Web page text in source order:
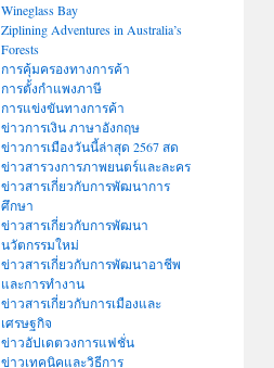
Wineglass Bay
Ziplining Adventures in Australia’s
Forests
การคุ้มครองทางการค้า
การตั้งกำแพงภาษี
การแข่งขันทางการค้า
ข่าวการเงิน ภาษาอังกฤษ
ข่าวการเมืองวันนี้ล่าสุด 2567 สด
ข่าวสารวงการภาพยนตร์และละคร
ข่าวสารเกี่ยวกับการพัฒนาการ
ศึกษา
ข่าวสารเกี่ยวกับการพัฒนา
นวัตกรรมใหม่
ข่าวสารเกี่ยวกับการพัฒนาอาชีพ
และการทำงาน
ข่าวสารเกี่ยวกับการเมืองและ
เศรษฐกิจ
ข่าวอัปเดตวงการแฟชั่น
ข่าวเทคนิคและวิธีการ